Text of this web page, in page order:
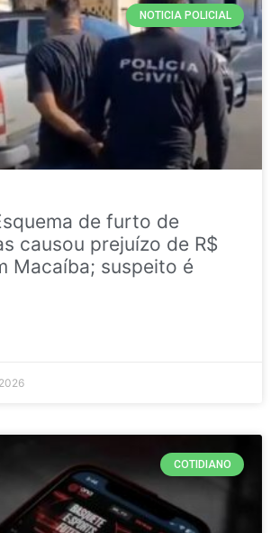
NOTICIA POLICIAL
de furto de
causou prejuízo de R$
Macaíba; suspeito é
COTIDIANO